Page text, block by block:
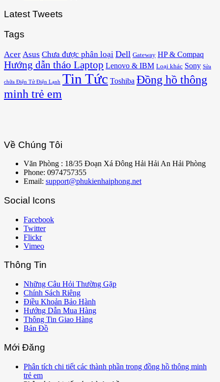
Latest Tweets
Tags
Acer Asus Chưa được phân loại Dell Gateway HP & Compaq
Hướng dẫn tháo Laptop Lenovo & IBM Loại khác Sony Sửa
chữa Điện Tử Điện Lạnh Tin Tức Toshiba Đồng hồ thông
minh trẻ em
Về Chúng Tôi
Văn Phòng : 18/35 Đoạn Xá Đông Hải Hải An Hải Phòng
Phone: 0974757355
Email: support@phukienhaiphong.net
Social Icons
Facebook
Twitter
Flickr
Vimeo
Thông Tin
Những Câu Hỏi Thường Gặp
Chính Sách Riêng
Điều Khoản Bảo Hành
Hướng Dẫn Mua Hàng
Thông Tin Giao Hàng
Bản Đồ
Mới Đăng
Phân tích chi tiết các thành phần trong đồng hồ thông minh
trẻ em